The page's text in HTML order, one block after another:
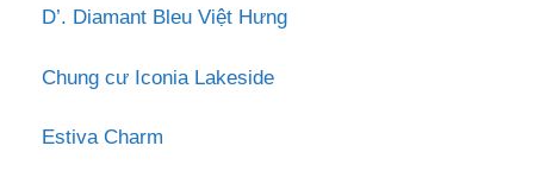
D’. Diamant Bleu Việt Hưng
Chung cư Iconia Lakeside
Estiva Charm